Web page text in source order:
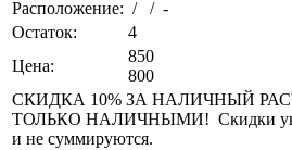
Расположение: / / -
Остаток:
4
Цена:
850
800
СКИДКА 10% ЗА НАЛИЧНЫЙ
ТОЛЬКО НАЛИЧНЫМИ! Скидки
и не суммируются.